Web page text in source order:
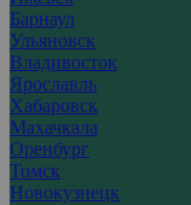
Барнаул
Ульяновск
Владивосток
Ярославль
Хабаровск
Махачкала
Оренбург
Томск
Новокузнецк